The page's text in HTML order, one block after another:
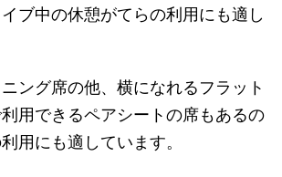
ブ中の休憩がてらの利用にも適し
ング席の他、横になれるフラット
用できるペアシートの席もあるの
用にも適しています。